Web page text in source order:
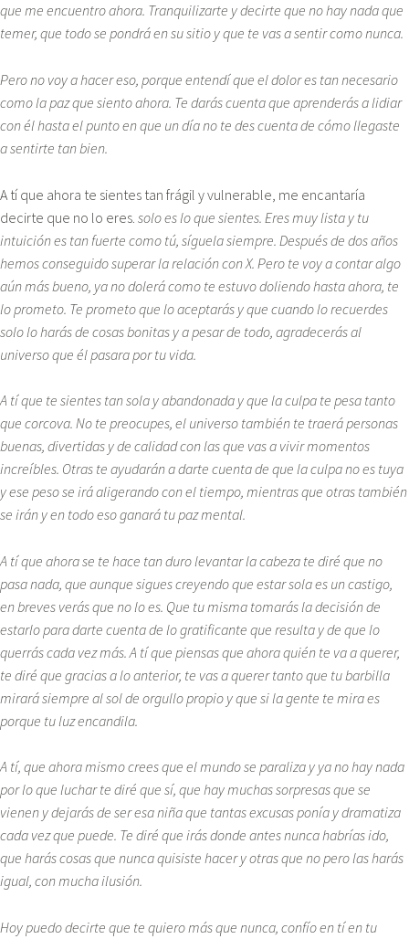
que me encuentro ahora. Tranquilizarte y decirte que no hay nada que
temer, que todo se pondrá en su sitio y que te vas a sentir como nunca.
Pero no voy a hacer eso, porque entendí que el dolor es tan necesario
como la paz que siento ahora. Te darás cuenta que aprenderás a lidiar
con él hasta el punto en que un día no te des cuenta de cómo llegaste
a sentirte tan bien.
A tí que ahora te sientes tan frágil y vulnerable, me encantaría
decirte que no lo eres. solo es lo que sientes. Eres muy lista y tu
intuición es tan fuerte como tú, síguela siempre. Después de dos años
hemos conseguido superar la relación con X. Pero te voy a contar algo
aún más bueno, ya no dolerá como te estuvo doliendo hasta ahora, te
lo prometo. Te prometo que lo aceptarás y que cuando lo recuerdes
solo lo harás de cosas bonitas y a pesar de todo, agradecerás al
universo que él pasara por tu vida.
A tí que te sientes tan sola y abandonada y que la culpa te pesa tanto
que corcova. No te preocupes, el universo también te traerá personas
buenas, divertidas y de calidad con las que vas a vivir momentos
increíbles. Otras te ayudarán a darte cuenta de que la culpa no es tuya
y ese peso se irá aligerando con el tiempo, mientras que otras también
se irán y en todo eso ganará tu paz mental.
A tí que ahora se te hace tan duro levantar la cabeza te diré que no
pasa nada, que aunque sigues creyendo que estar sola es un castigo,
en breves verás que no lo es. Que tu misma tomarás la decisión de
estarlo para darte cuenta de lo gratificante que resulta y de que lo
querrás cada vez más. A tí que piensas que ahora quién te va a querer,
te diré que gracias a lo anterior, te vas a querer tanto que tu barbilla
mirará siempre al sol de orgullo propio y que si la gente te mira es
porque tu luz encandila.
A tí, que ahora mismo crees que el mundo se paraliza y ya no hay nada
por lo que luchar te diré que sí, que hay muchas sorpresas que se
vienen y dejarás de ser esa niña que tantas excusas ponía y dramatiza
cada vez que puede. Te diré que irás donde antes nunca habrías ido,
que harás cosas que nunca quisiste hacer y otras que no pero las harás
igual, con mucha ilusión.
Hoy puedo decirte que te quiero más que nunca, confío en tí en tu